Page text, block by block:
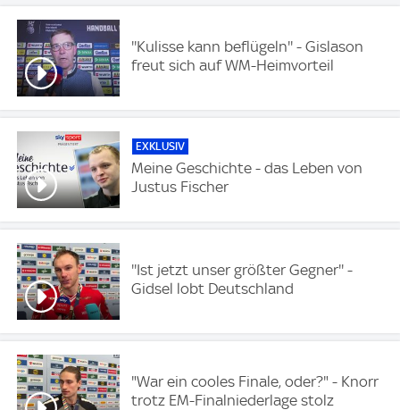
''Kulisse kann beflügeln'' - Gislason
freut sich auf WM-Heimvorteil
EXKLUSIV
Meine Geschichte - das Leben von
Justus Fischer
''Ist jetzt unser größter Gegner'' -
Gidsel lobt Deutschland
"War ein cooles Finale, oder?" - Knorr
trotz EM-Finalniederlage stolz